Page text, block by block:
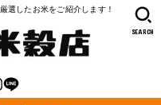
選したお米をご紹介します！
SEARCH